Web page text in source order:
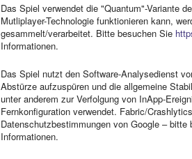
Das Spiel verwendet die "Quantum"-Variante
Mutliplayer-Technologie funktionieren kann,
gesammelt/verarbeitet. Bitte besuchen Sie
Informationen.
Das Spiel nutzt den Software-Analysedienst
Abstürze aufzuspüren und die allgemeine
unter anderem zur Verfolgung von InApp-
Fernkonfiguration verwendet. Fabric/
Datenschutzbestimmungen von Google – bitte
Informationen.